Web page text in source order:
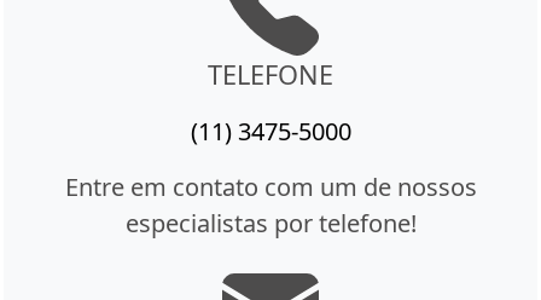
TELEFONE
(11) 3475-5000
Entre em contato com um de nossos
especialistas por telefone!